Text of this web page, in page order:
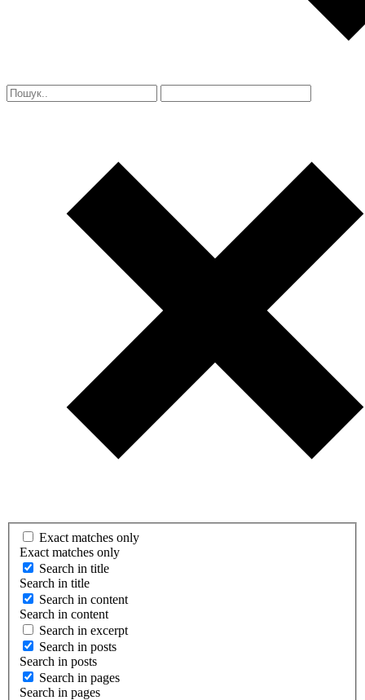
Exact matches only
Exact matches only
Search in title
Search in title
Search in content
Search in content
Search in excerpt
Search in posts
Search in posts
Search in pages
Search in pages